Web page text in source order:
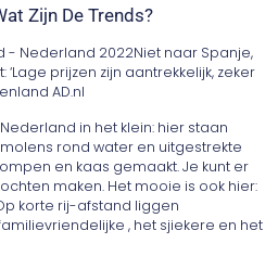
Zijn De Trends?
Niet naar Spanje,
prijzen zijn aantrekkelijk, zeker
AD.nl
in het klein: hier staan
rond water en uitgestrekte
en kaas gemaakt. Je kunt er
maken. Het mooie is ook hier:
korte rij-afstand liggen
, het sjiekere en het